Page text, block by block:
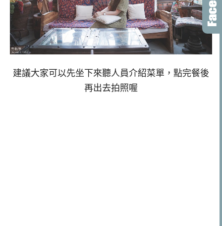
建議大家可以先坐下來聽人員介紹菜單，點完餐後
再出去拍照喔